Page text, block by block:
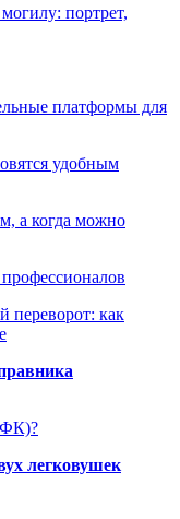
портрет,
платформы для
удобным
а когда можно
переворот: как
легковушек